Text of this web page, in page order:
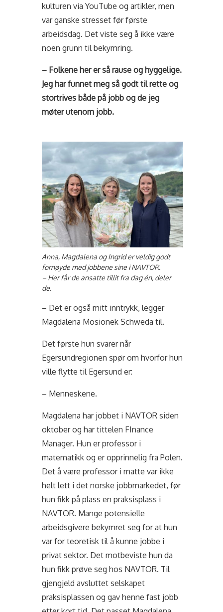
kulturen via YouTube og artikler, men
var ganske stresset før første
arbeidsdag. Det viste seg å ikke være
noen grunn til bekymring.
– Folkene her er så rause og hyggelige.
Jeg har funnet meg så godt til rette og
stortrives både på jobb og de jeg
møter utenom jobb.
Anna, Magdalena og Ingrid er veldig godt
fornøyde med jobbene sine i NAVTOR.
– Her får de ansatte tillit fra dag én, deler
de.
– Det er også mitt inntrykk, legger
Magdalena Mosionek Schweda til.
Det første hun svarer når
Egersundregionen spør om hvorfor hun
ville flytte til Egersund er:
– Menneskene.
Magdalena har jobbet i NAVTOR siden
oktober og har tittelen FInance
Manager. Hun er professor i
matematikk og er opprinnelig fra Polen.
Det å være professor i matte var ikke
helt lett i det norske jobbmarkedet, før
hun fikk på plass en praksisplass i
NAVTOR. Mange potensielle
arbeidsgivere bekymret seg for at hun
var for teoretisk til å kunne jobbe i
privat sektor. Det motbeviste hun da
hun fikk prøve seg hos NAVTOR. Til
gjengjeld avsluttet selskapet
praksisplassen og gav henne fast jobb